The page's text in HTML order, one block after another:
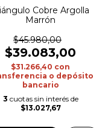
Cobre Argolla
Marrón
$45.980,00
$39.083,00
$31.266,40 con
o depósito
bancario
3 cuotas sin interés de
$13.027,67